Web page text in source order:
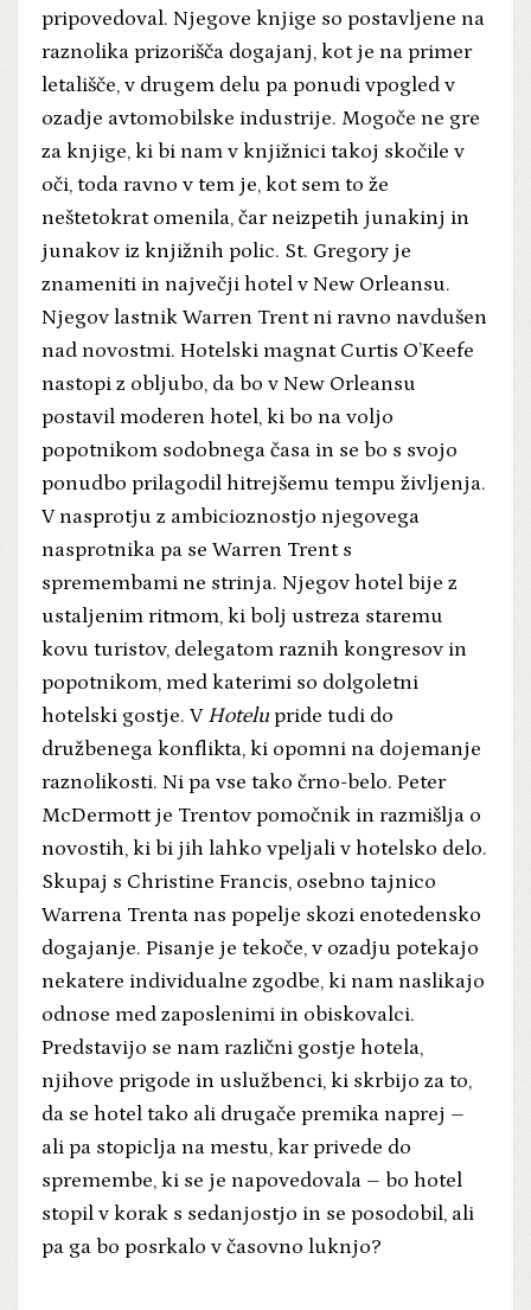
pripovedoval. Njegove knjige so postavljene na
raznolika prizorišča dogajanj, kot je na primer
letališče, v drugem delu pa ponudi vpogled v
ozadje avtomobilske industrije. Mogoče ne gre
za knjige, ki bi nam v knjižnici takoj skočile v
oči, toda ravno v tem je, kot sem to že
neštetokrat omenila, čar neizpetih junakinj in
junakov iz knjižnih polic. St. Gregory je
znameniti in največji hotel v New Orleansu.
Njegov lastnik Warren Trent ni ravno navdušen
nad novostmi. Hotelski magnat Curtis O’Keefe
nastopi z obljubo, da bo v New Orleansu
postavil moderen hotel, ki bo na voljo
popotnikom sodobnega časa in se bo s svojo
ponudbo prilagodil hitrejšemu tempu življenja.
V nasprotju z ambicioznostjo njegovega
nasprotnika pa se Warren Trent s
spremembami ne strinja. Njegov hotel bije z
ustaljenim ritmom, ki bolj ustreza staremu
kovu turistov, delegatom raznih kongresov in
popotnikom, med katerimi so dolgoletni
hotelski gostje. V Hotelu pride tudi do
družbenega konflikta, ki opomni na dojemanje
raznolikosti. Ni pa vse tako črno-belo. Peter
McDermott je Trentov pomočnik in razmišlja o
novostih, ki bi jih lahko vpeljali v hotelsko delo.
Skupaj s Christine Francis, osebno tajnico
Warrena Trenta nas popelje skozi enotedensko
dogajanje. Pisanje je tekoče, v ozadju potekajo
nekatere individualne zgodbe, ki nam naslikajo
odnose med zaposlenimi in obiskovalci.
Predstavijo se nam različni gostje hotela,
njihove prigode in uslužbenci, ki skrbijo za to,
da se hotel tako ali drugače premika naprej –
ali pa stopiclja na mestu, kar privede do
spremembe, ki se je napovedovala – bo hotel
stopil v korak s sedanjostjo in se posodobil, ali
pa ga bo posrkalo v časovno luknjo?